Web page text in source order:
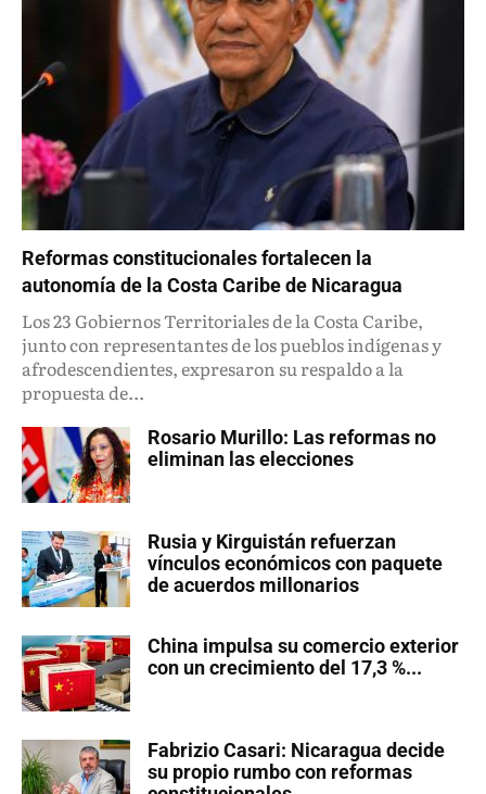
Reformas constitucionales fortalecen la
autonomía de la Costa Caribe de Nicaragua
Los 23 Gobiernos Territoriales de la Costa Caribe,
junto con representantes de los pueblos indígenas y
afrodescendientes, expresaron su respaldo a la
propuesta de...
Rosario Murillo: Las reformas no
eliminan las elecciones
Rusia y Kirguistán refuerzan
vínculos económicos con paquete
de acuerdos millonarios
China impulsa su comercio exterior
con un crecimiento del 17,3 %...
Fabrizio Casari: Nicaragua decide
su propio rumbo con reformas